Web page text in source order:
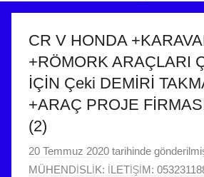
CR V HONDA
+RÖMORK ARAÇLARI
İÇİN Çeki DEMİRİ
+ARAÇ PROJE
(2)
20 Temmuz 2020 tarihinde
MÜHENDİSLİK: İLETİŞİM: